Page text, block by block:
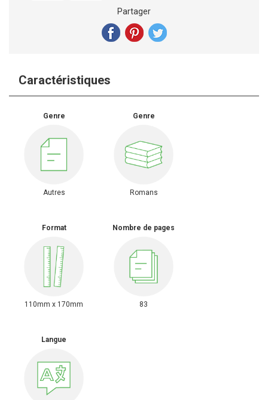
Partager
Caractéristiques
Genre
Autres
Genre
Romans
Format
110mm x 170mm
Nombre de pages
83
Langue